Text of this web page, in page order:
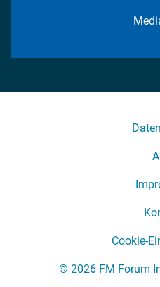
Cookie-
© 2026 FM Forum